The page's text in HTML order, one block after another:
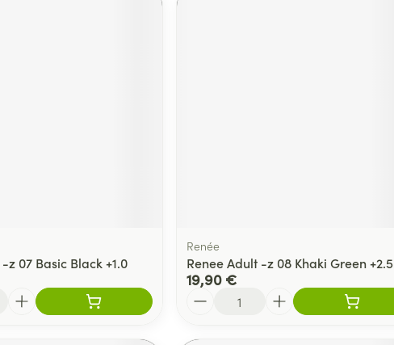
z 07 Basic Black +1.0
Renée
Renee Adult -z 08 Khaki Green +2.5
19,90 €